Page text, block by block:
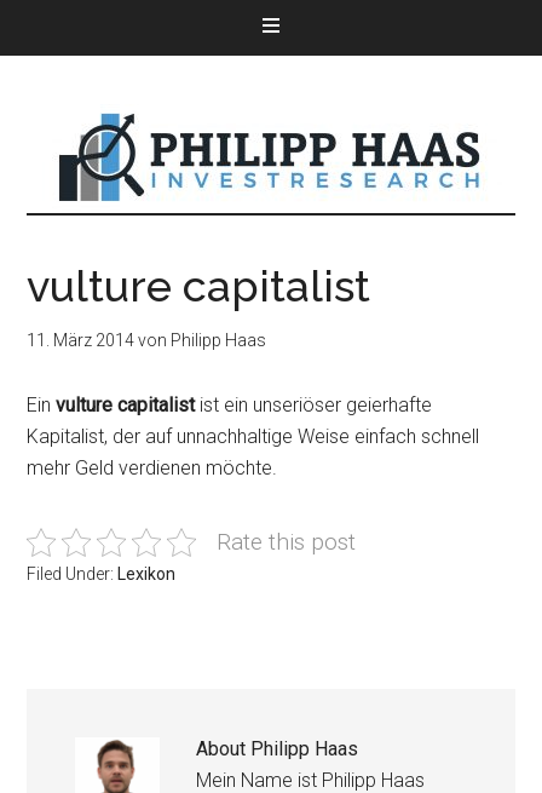
vulture capitalist
11. März 2014von Philipp Haas
Einvulture capitalistist ein unseriöser geierhafte
Kapitalist, der auf unnachhaltige Weise einfach schnell
mehr Geld verdienen möchte.
Rate this post
Filed Under: Lexikon
About Philipp Haas
Mein Name ist Philipp Haas